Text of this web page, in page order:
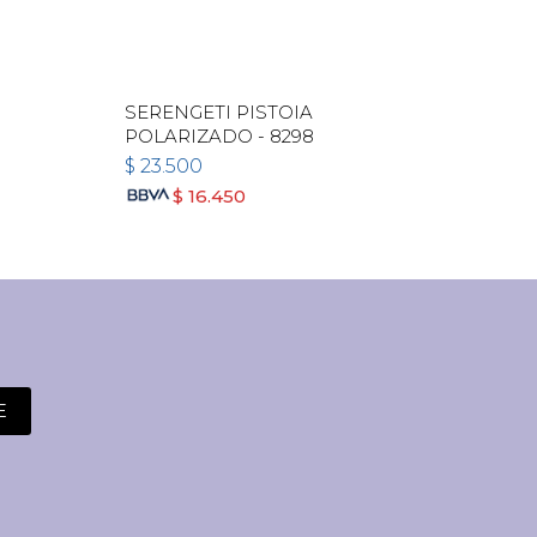
SERENGETI PISTOIA
POLARIZADO - 8298
$ 23.500
$ 16.450